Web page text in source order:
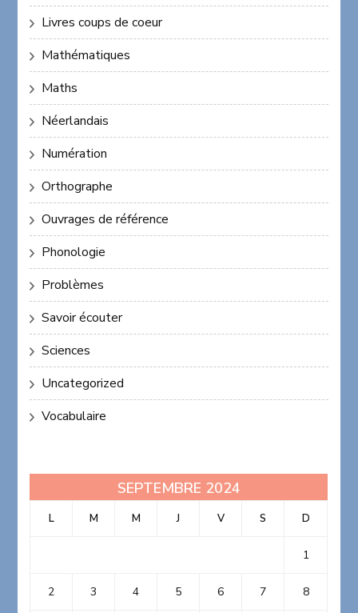
Livres coups de coeur
Mathématiques
Maths
Néerlandais
Numération
Orthographe
Ouvrages de référence
Phonologie
Problèmes
Savoir écouter
Sciences
Uncategorized
Vocabulaire
SEPTEMBRE 2024
L M M J V S D
1
2 3 4 5 6 7 8